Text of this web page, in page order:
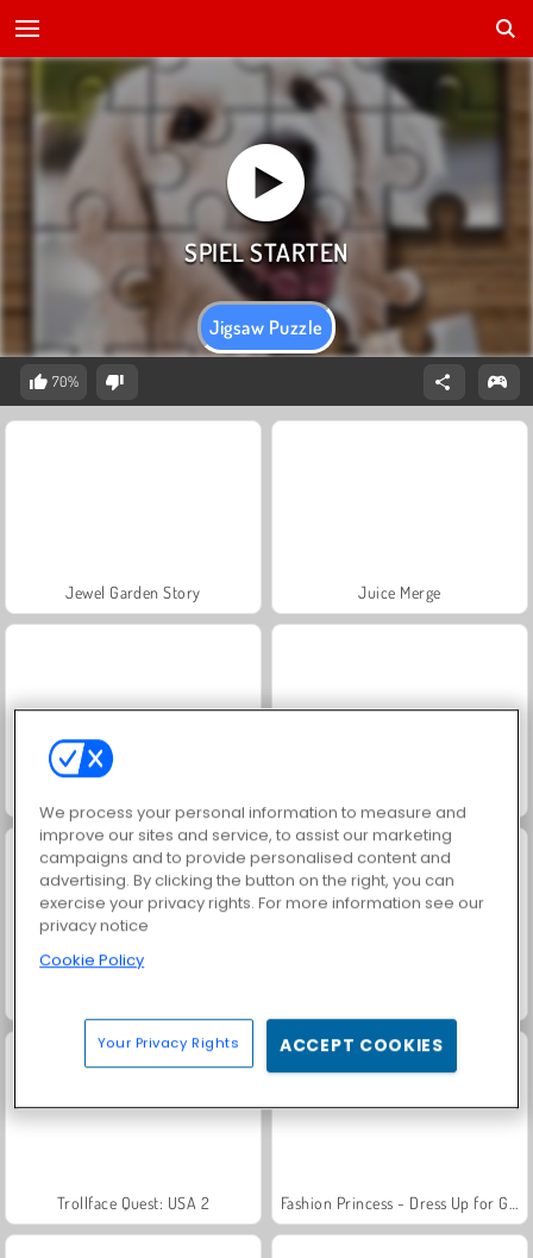
Jigsaw Puzzle
70%
Jewel Garden Story Juice Merge
Trollface Quest: USA 2
We process your personal information to measure and
improve our sites and service, to assist our marketing
campaigns and to provide personalised content and
advertising. By clicking the button on the right, you can
exercise your privacy rights. For more information see our
privacy notice
Cookie Policy
Your Privacy Rights ACCEPT COOKIES